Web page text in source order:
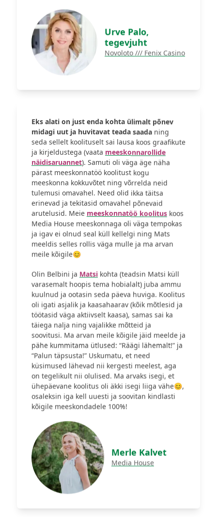
Urve Palo,
tegevjuht
Novoloto /// Fenix Casino
Eks alati on just enda kohta ülimalt põnev
midagi uut ja huvitavat teada saadaning
seda sellelt koolituselt sai lausa koos graafikute
ja kirjeldustega (vaata meeskonnarollide
näidisaruannet). Samuti oli väga äge näha
pärast meeskonnatöö koolitust kogu
meeskonna kokkuvõtet ning võrrelda neid
tulemusi omavahel. Need olid ikka täitsa
erinevad ja tekitasid omavahel põnevaid
arutelusid. Meie meeskonnatöö koolituskoos
Media House meeskonnaga oli väga tempokas
ja igav ei olnud seal küll kellelgi ning Mats
meeldis selles rollis väga mulle ja ma arvan
meile kõigile😊
Olin Belbini ja Matsikohta (teadsin Matsi küll
varasemalt hoopis tema hobialalt) juba ammu
kuulnud ja ootasin seda päeva huviga. Koolitus
oli igati asjalik ja kaasahaarav (kõik mõtlesid ja
töötasid väga aktiivselt kaasa), samas sai ka
täiega nalja ning vajalikke mõtteid ja
soovitusi. Ma arvan meile kõigile jäid meelde ja
pähe kummitama ütlused: “Räägi lähemalt!” ja
“Palun täpsusta!” Uskumatu, et need
küsimused lähevad nii kergesti meelest, aga
on tegelikult nii olulised. Ma arvaks isegi, et
ühepäevane koolitus oli äkki isegi liiga vähe😊,
osaleksin iga kell uuesti ja soovitan kindlasti
kõigile meeskondadele 100%!
Merle Kalvet
Media House